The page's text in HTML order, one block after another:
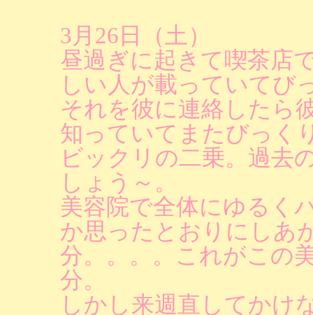
3月26日（土）
昼過ぎに起きて喫茶店
しい人が載っていてび
それを彼に連絡したら
知っていてまたびっく
ビックリの二乗。過去
しょう～。
美容院で全体にゆるく
か思ったとおりにしあ
分。。。。これがこの
分。
しかし来週直してかけ